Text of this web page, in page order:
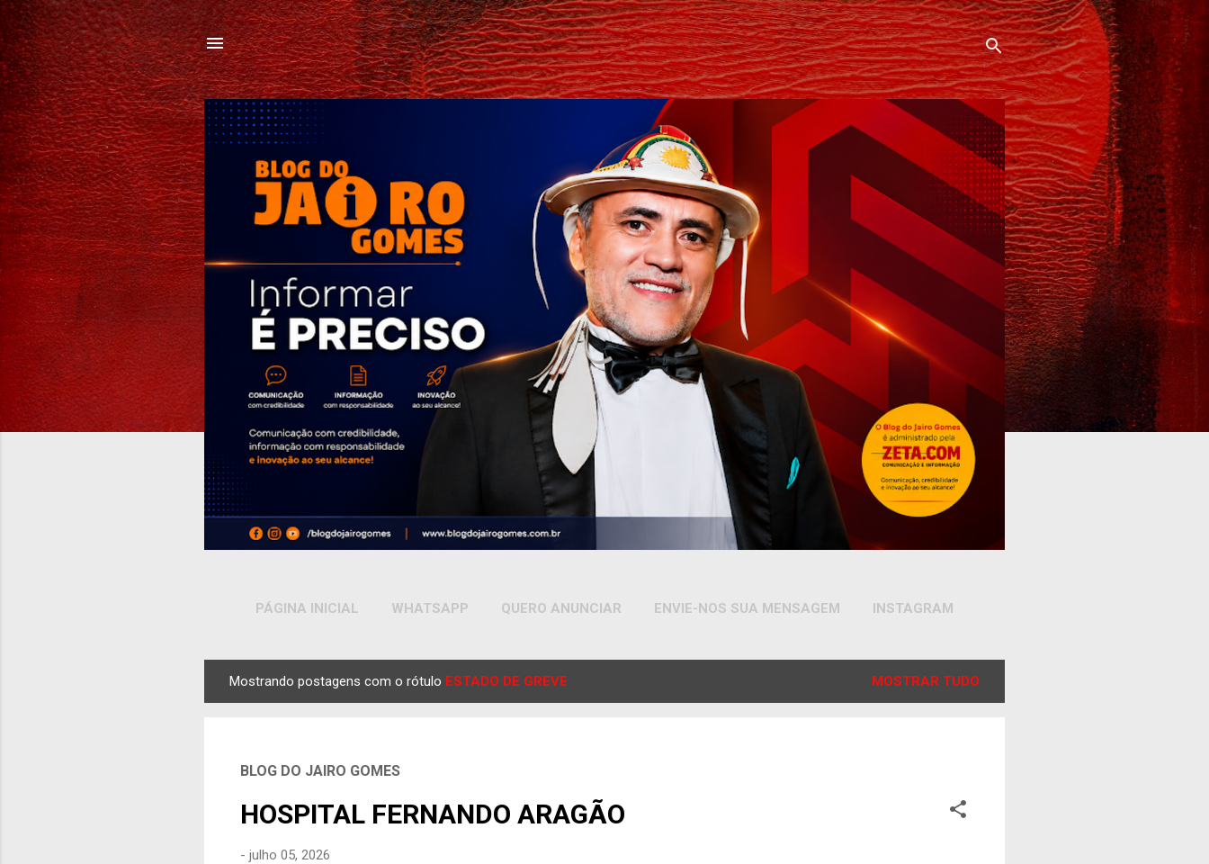
Pular para o conteúdo principal
PÁGINA INICIAL WHATSAPP QUERO ANUNCIAR ENVIE-NOS SUA MENSAGEM INSTAGRAM
Mostrando postagens com o rótulo ESTADO DE GREVE MOSTRAR TUDO
BLOG DO JAIRO GOMES
HOSPITAL FERNANDO ARAGÃO
- julho 05, 2026